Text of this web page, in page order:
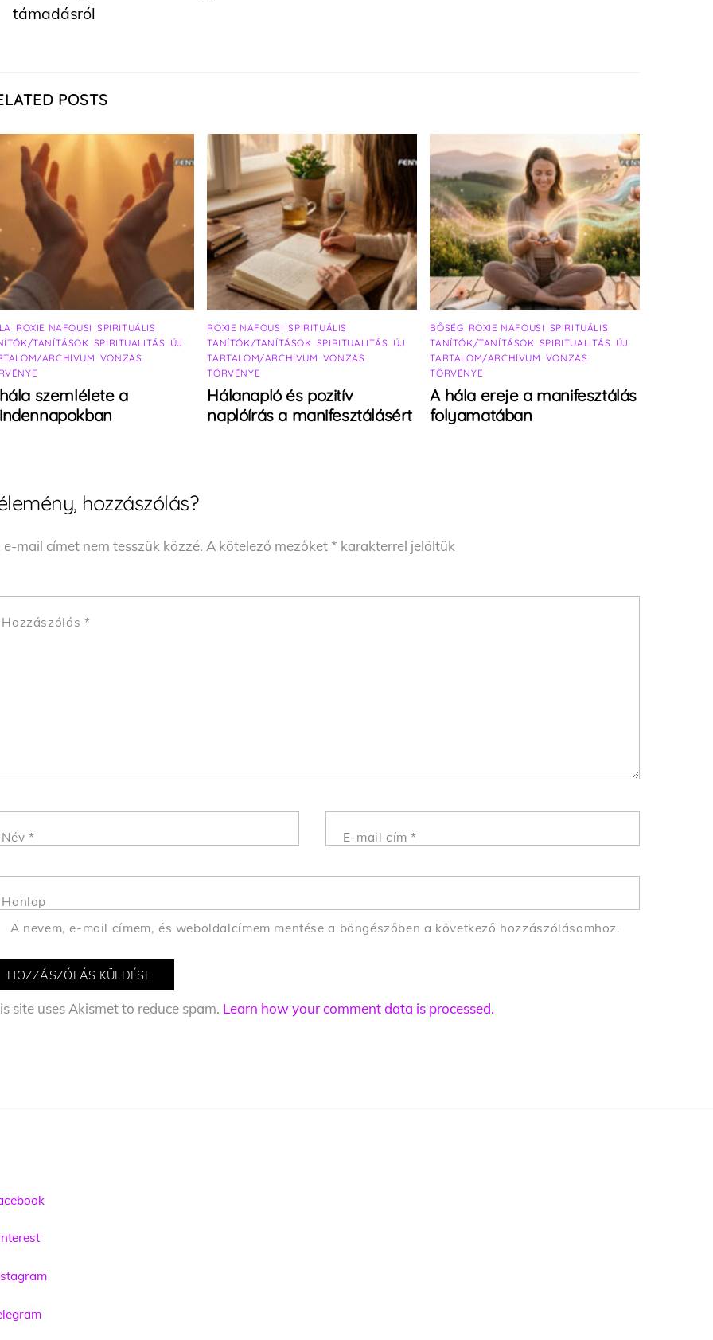
támadásról
POSTS
ROXIE NAFOUSI SPIRITUÁLIS
TANÍTÁSOK SPIRITUALITÁS ÚJ
ARCHÍVUM VONZÁS
szemlélete a
ROXIE NAFOUSI ,SPIRITUÁLIS
TANÍTÓK/TANÍTÁSOK SPIRITUALITÁS ÚJ
TARTALOM/ARCHÍVUM VONZÁS
TÖRVÉNYE
Hálanapló és pozitív
naplóírás a manifesztálásért
BŐSÉG ROXIE NAFOUSI SPIRITUÁLIS
TANÍTÓK/TANÍTÁSOK SPIRITUALITÁS ÚJ
TARTALOM/ARCHÍVUM VONZÁS
TÖRVÉNYE
A hála ereje a manifesztálás
folyamatában
hozzászólás?
e-mail címet nem tesszük közzé. A kötelező mezőket* karakterrel jelöltük
Hozzászólás *
Név * E-mail cím*
Honlap
A nevem, e-mail címem, és weboldalcímem mentése a böngészőben a következő hozzászólásomhoz.
site uses Akismet to reduce spam. Learn how your comment data is processed.